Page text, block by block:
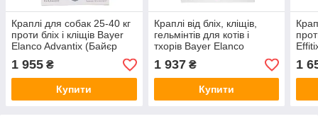
Краплі для собак 25-40 кг
проти бліх і кліщів Bayer
Elanco Advantix (Байєр
Адвантис) 4 піпетки по 4
мл
1 955 ₴
Купити
Краплі від бліх, кліщів,
гельмінтів для котів і
тхорів Bayer Elanco
Advocate (Байєр Адвокат)
до 4 кг 3 піпетки
1 937₴
Купити
1